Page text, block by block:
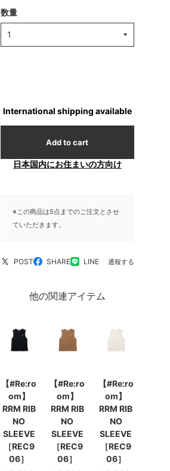
数量
International shipping available
Add to cart
日本国内にお住まいの方向け
※この商品は5点までのご注文とさせ
ていただきます。
POST SHARE LINE 通報する
他の関連アイテム
【#Re:ro
om】
RRM RIB
NO
SLEEVE
［REC9
06］
【#Re:ro
om】
RRM RIB
NO
SLEEVE
［REC9
06］
【#Re:ro
om】
RRM RIB
NO
SLEEVE
［REC9
06］